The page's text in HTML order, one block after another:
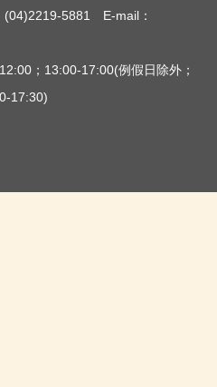
5881 E-mail：
；13:00-17:00(例假日除外；
17:30)